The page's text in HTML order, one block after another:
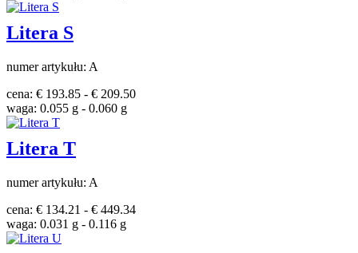
Litera S
numer artykułu: A
cena: € 193.85 - € 209.50
waga: 0.055 g - 0.060 g
Litera T
numer artykułu: A
cena: € 134.21 - € 449.34
waga: 0.031 g - 0.116 g